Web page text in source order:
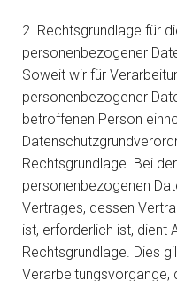
2. Rechtsgrundlage für
personenbezogener
Soweit wir für
personenbezogener
betroffenen Person
Rechtsgrundlage. Bei
personenbezogenen
Vertrages, dessen
ist, erforderlich ist, dient
Rechtsgrundlage. Dies
Verarbeitungsvorgänge,